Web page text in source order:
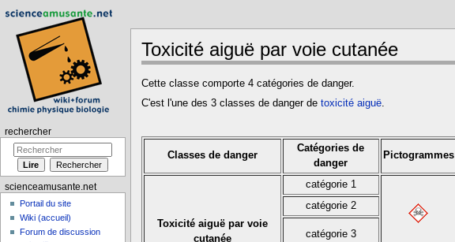
Toxicité aiguë par voie cutanée
Cette classe comporte 4 catégories de danger.
C'est l'une des 3 classes de danger de toxicité aiguë.
Classes de danger
Catégories de
danger
Pictogrammes
Toxicité aiguë par voie
cutanée
catégorie 1
catégorie 2
catégorie 3
rechercher
scienceamusante.net
Portail du site
Wiki (accueil)
Forum de discussion